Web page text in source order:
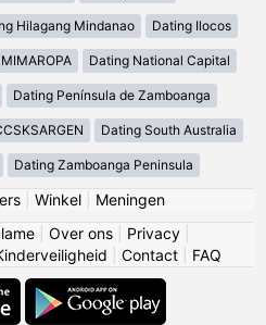
Hilagang Mindanao Dating Ilocos
Dating National Capital
Dating Península de Zamboanga
Dating South Australia
Dating Zamboanga Peninsula
| Winkel| Meningen
Over ons Privacy
Contact FAQ